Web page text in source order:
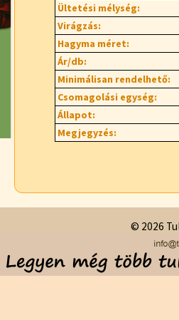
Ültetési mélység:
Virágzás:
Hagyma méret:
Ár/db:
Minimálisan rendelhető:
Csomagolási egység:
Állapot:
Megjegyzés:
© 2026